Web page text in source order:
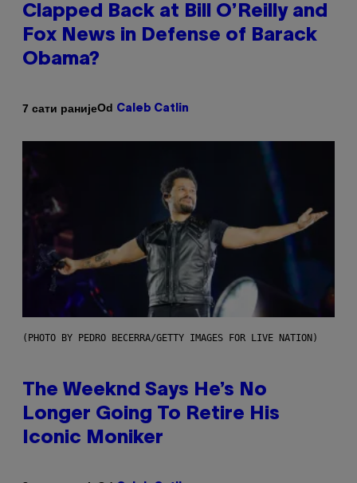
Clapped Back at Bill O’Reilly and
Fox News in Defense of Barack
Obama?
7 сати ранијеOd Caleb Catlin
(PHOTO BY PEDRO BECERRA/GETTY IMAGES FOR LIVE NATION)
The Weeknd Says He’s No
Longer Going To Retire His
Iconic Moniker